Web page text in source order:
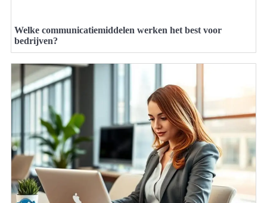
Welke communicatiemiddelen werken het best voor
bedrijven?